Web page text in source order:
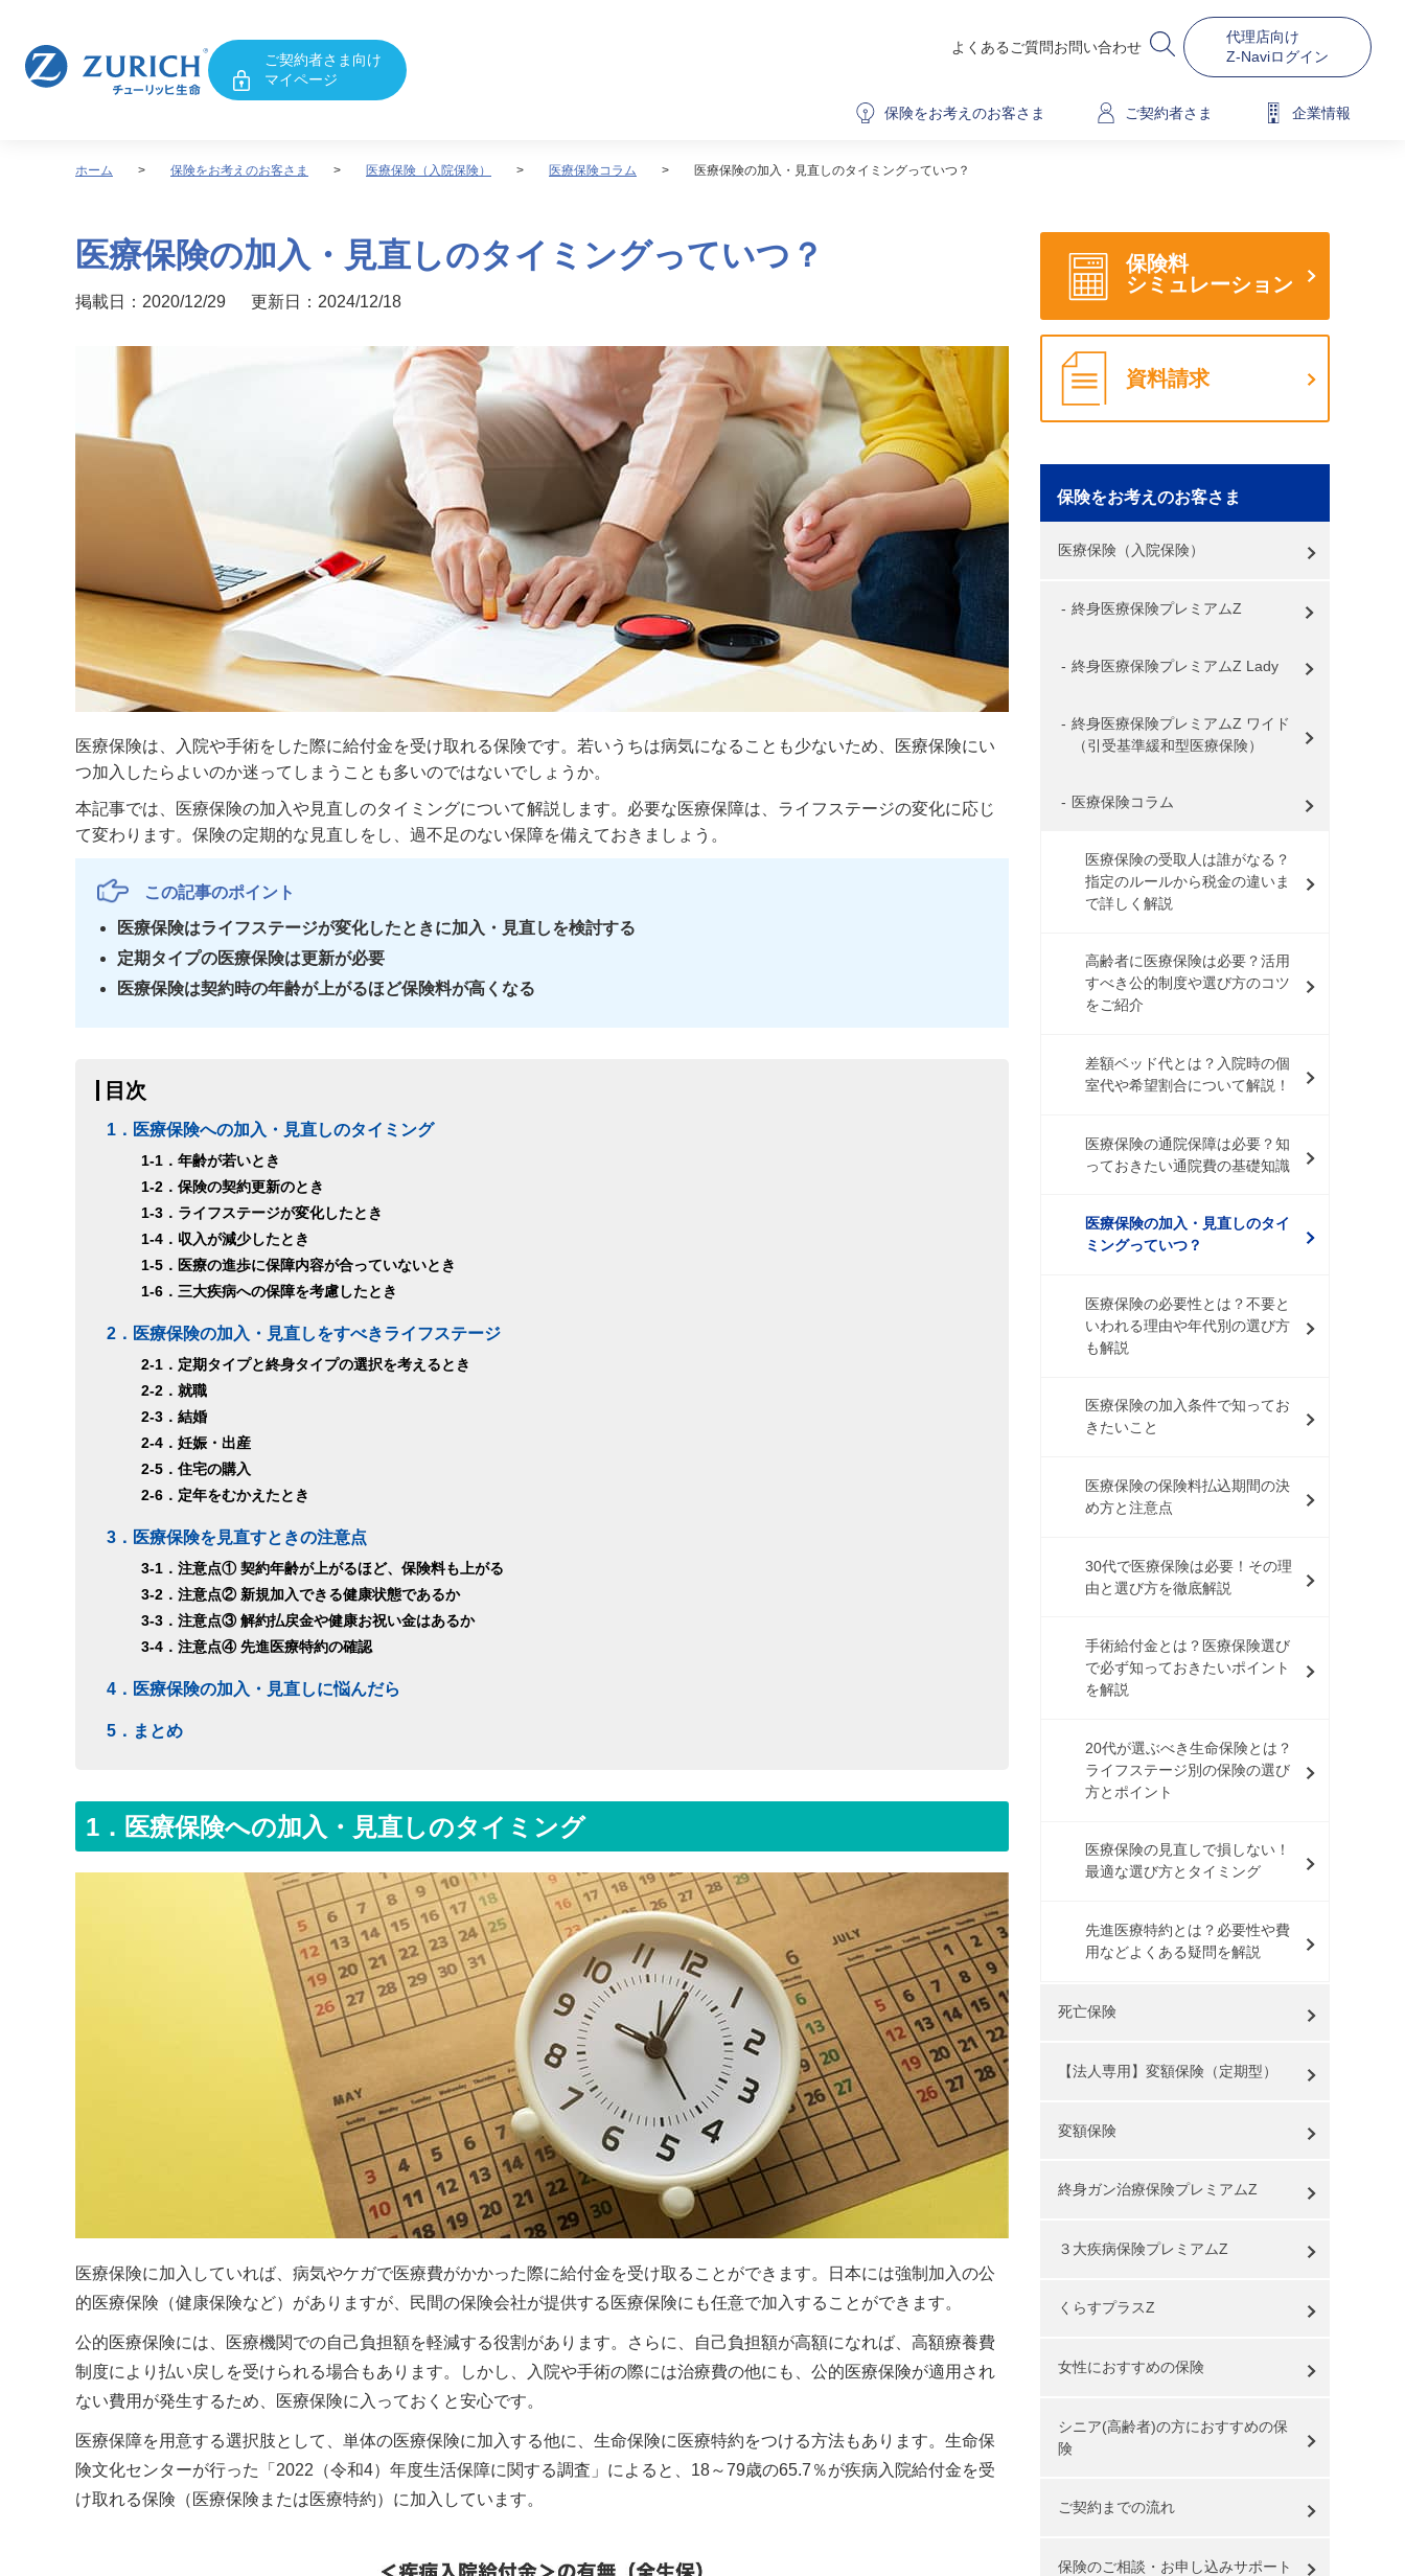
ご契約者さま向け
マイページ
よくあるご質問お問い合わせ
代理店向け
Z-Naviログイン
保険をお考えのお客さま ご契約者さま 企業情報
ホーム 保険をお考えのお客さま 医療保険（入院保険） 医療保険コラム 医療保険の加入・見直しのタイミングっていつ？
医療保険の加入・見直しのタイミングっていつ？
掲載日：2020/12/29 更新日：2024/12/18
医療保険は、入院や手術をした際に給付金を受け取れる保険です。若いうちは病気になることも少ないため、医療保険にい
つ加入したらよいのか迷ってしまうことも多いのではないでしょうか。
本記事では、医療保険の加入や見直しのタイミングについて解説します。必要な医療保障は、ライフステージの変化に応じ
て変わります。保険の定期的な見直しをし、過不足のない保障を備えておきましょう。
この記事のポイント
医療保険はライフステージが変化したときに加入・見直しを検討する
定期タイプの医療保険は更新が必要
医療保険は契約時の年齢が上がるほど保険料が高くなる
目次
1．医療保険への加入・見直しのタイミング
1-1．年齢が若いとき
1-2．保険の契約更新のとき
1-3．ライフステージが変化したとき
1-4．収入が減少したとき
1-5．医療の進歩に保障内容が合っていないとき
1-6．三大疾病への保障を考慮したとき
2．医療保険の加入・見直しをすべきライフステージ
2-1．定期タイプと終身タイプの選択を考えるとき
2-2．就職
2-3．結婚
2-4．妊娠・出産
2-5．住宅の購入
2-6．定年をむかえたとき
3．医療保険を見直すときの注意点
3-1．注意点① 契約年齢が上がるほど、保険料も上がる
3-2．注意点② 新規加入できる健康状態であるか
3-3．注意点③ 解約払戻金や健康お祝い金はあるか
3-4．注意点④ 先進医療特約の確認
4．医療保険の加入・見直しに悩んだら
5．まとめ
1．医療保険への加入・見直しのタイミング
医療保険に加入していれば、病気やケガで医療費がかかった際に給付金を受け取ることができます。日本には強制加入の公
的医療保険（健康保険など）がありますが、民間の保険会社が提供する医療保険にも任意で加入することができます。
公的医療保険には、医療機関での自己負担額を軽減する役割があります。さらに、自己負担額が高額になれば、高額療養費
制度により払い戻しを受けられる場合もあります。しかし、入院や手術の際には治療費の他にも、公的医療保険が適用され
ない費用が発生するため、医療保険に入っておくと安心です。
医療保障を用意する選択肢として、単体の医療保険に加入する他に、生命保険に医療特約をつける方法もあります。生命保
険文化センターが行った「2022（令和4）年度生活保障に関する調査」によると、18～79歳の65.7％が疾病入院給付金を受
け取れる保険（医療保険または医療特約）に加入しています。
保険料
シミュレーション
資料請求
保険をお考えのお客さま
医療保険（入院保険）
終身医療保険プレミアムZ
終身医療保険プレミアムZ Lady
終身医療保険プレミアムZ ワイド
（引受基準緩和型医療保険）
医療保険コラム
医療保険の受取人は誰がなる？
指定のルールから税金の違いま
で詳しく解説
高齢者に医療保険は必要？活用
すべき公的制度や選び方のコツ
をご紹介
差額ベッド代とは？入院時の個
室代や希望割合について解説！
医療保険の通院保障は必要？知
っておきたい通院費の基礎知識
医療保険の加入・見直しのタイ
ミングっていつ？
医療保険の必要性とは？不要と
いわれる理由や年代別の選び方
も解説
医療保険の加入条件で知ってお
きたいこと
医療保険の保険料払込期間の決
め方と注意点
30代で医療保険は必要！その理
由と選び方を徹底解説
手術給付金とは？医療保険選び
で必ず知っておきたいポイント
を解説
20代が選ぶべき生命保険とは？
ライフステージ別の保険の選び
方とポイント
医療保険の見直しで損しない！
最適な選び方とタイミング
先進医療特約とは？必要性や費
用などよくある疑問を解説
死亡保険
【法人専用】変額保険（定期型）
変額保険
終身ガン治療保険プレミアムZ
３大疾病保険プレミアムZ
くらすプラスZ
女性におすすめの保険
シニア(高齢者)の方におすすめの保
険
ご契約までの流れ
保険のご相談・お申し込みサポート